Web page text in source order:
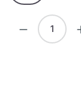
Produkt